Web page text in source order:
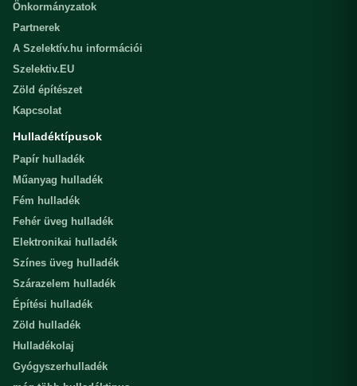
Önkormányzatok
Partnerek
A Szelektív.hu információi
Szelektiv.EU
Zöld építészet
Kapcsolat
Hulladéktípusok
Papír hulladék
Műanyag hulladék
Fém hulladék
Fehér üveg hulladék
Elektronikai hulladék
Színes üveg hulladék
Szárazelem hulladék
Építési hulladék
Zöld hulladék
Hulladékolaj
Gyógyszerhulladék